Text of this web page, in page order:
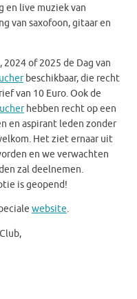
en live muziek van
van saxofoon, gitaar en
of 2025 de Dag van
beschikbaar, die recht
van 10 Euro.Ook de
hebben recht op een
en aspirant leden zonder
Het ziet ernaar uit
en we verwachten
zal deelnemen.
is geopend!
website.